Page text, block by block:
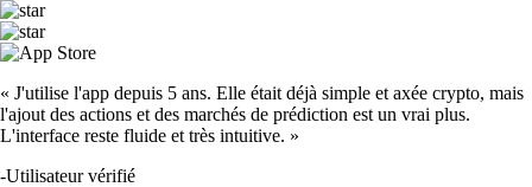
« J'utilise l'app depuis 5 ans. Elle était déjà simple et axée crypto, mais
l'ajout des actions et des marchés de prédiction est un vrai plus.
L'interface reste fluide et très intuitive. »
-Utilisateur vérifié